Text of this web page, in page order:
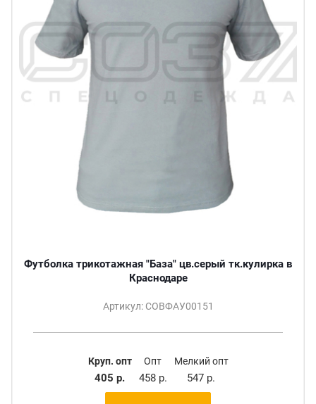
Футболка трикотажная "База" цв.серый тк.кулирка в
Краснодаре
Артикул: СОВФАУ00151
Круп. опт
405 р.
Опт
458 р.
Мелкий опт
547 р.